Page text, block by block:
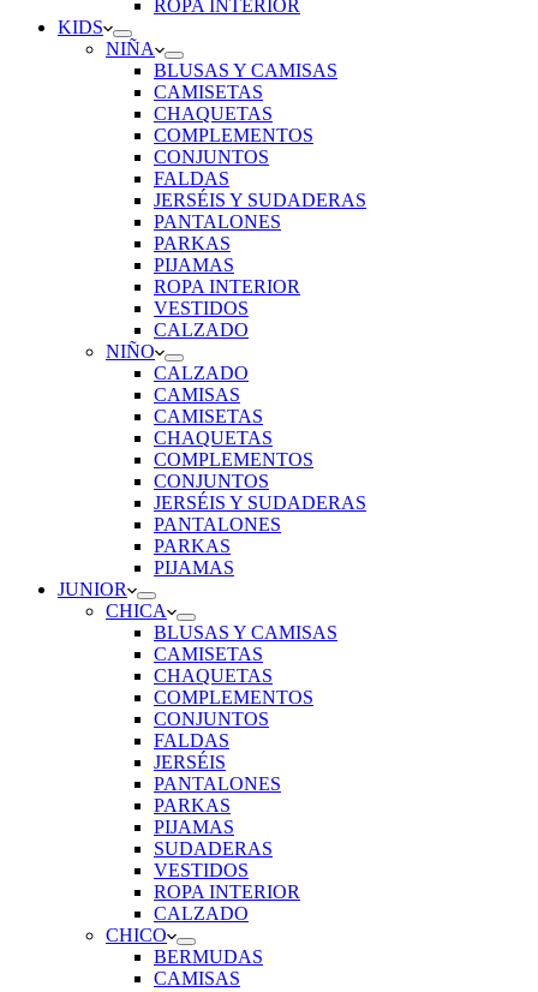
ROPA INTERIOR
KIDS
NIÑA
BLUSAS Y CAMISAS
CAMISETAS
CHAQUETAS
COMPLEMENTOS
CONJUNTOS
FALDAS
JERSÉIS Y SUDADERAS
PANTALONES
PARKAS
PIJAMAS
ROPA INTERIOR
VESTIDOS
CALZADO
NIÑO
CALZADO
CAMISAS
CAMISETAS
CHAQUETAS
COMPLEMENTOS
CONJUNTOS
JERSÉIS Y SUDADERAS
PANTALONES
PARKAS
PIJAMAS
JUNIOR
CHICA
BLUSAS Y CAMISAS
CAMISETAS
CHAQUETAS
COMPLEMENTOS
CONJUNTOS
FALDAS
JERSÉIS
PANTALONES
PARKAS
PIJAMAS
SUDADERAS
VESTIDOS
ROPA INTERIOR
CALZADO
CHICO
BERMUDAS
CAMISAS